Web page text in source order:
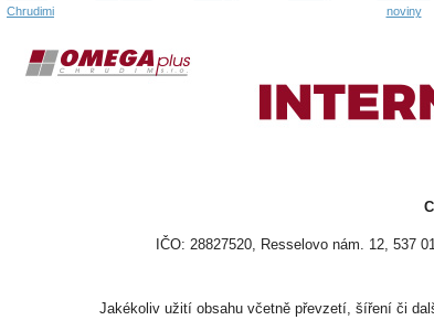
Chrudimi
noviny
IČO: 28827520, Resselovo nám. 12, 537
Jakékoliv užití obsahu včetně převzetí, šíření či